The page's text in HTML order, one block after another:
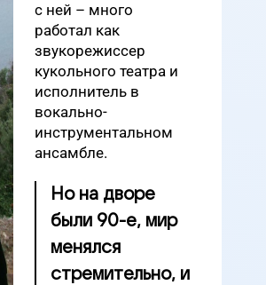
с ней – много
работал как
звукорежиссер
кукольного театра и
исполнитель в
вокально-
инструментальном
ансамбле.
Но на дворе
были 90-е, мир
менялся
стремительно, и